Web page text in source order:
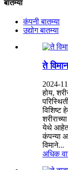
बातम्या
कंपनी बातम्या
उद्योग बातम्या
ते
2024-
होय,
विशिष्ट
येथे आहेत:
कंपन्या
विमाने...
अधिक